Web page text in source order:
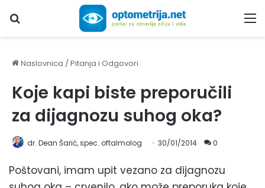
Upiši traženi pojam...
Naslovnica /Pitanja i Odgovori
Koje kapi biste preporučili
za dijagnozu suhog oka?
dr. Dean Šarić, spec. oftalmolog 30/01/2014 0
Poštovani, imam upit vezano za dijagnozu